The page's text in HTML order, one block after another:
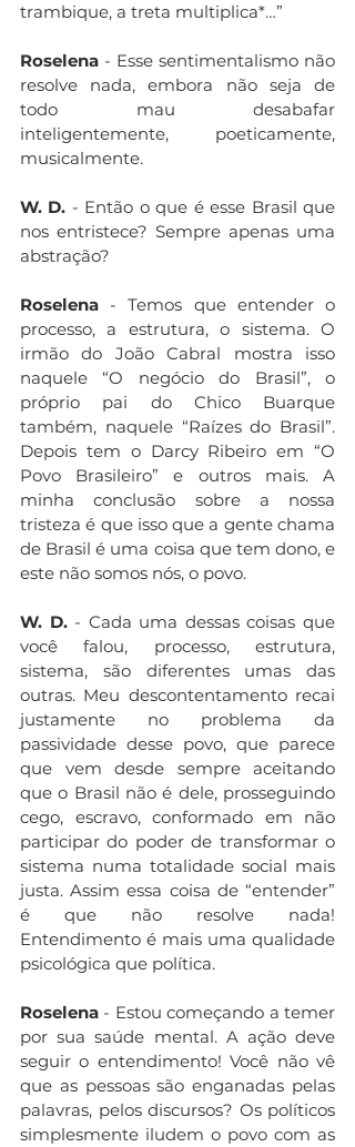
trambique, a treta multiplica*…”
Roselena - Esse sentimentalismo não
resolve nada, embora não seja de
todo mau desabafar
inteligentemente, poeticamente,
musicalmente.
W. D. - Então o que é esse Brasil que
nos entristece? Sempre apenas uma
abstração?
Roselena - Temos que entender o
processo, a estrutura, o sistema. O
irmão do João Cabral mostra isso
naquele “O negócio do Brasil”, o
próprio pai do Chico Buarque
também, naquele “Raízes do Brasil”.
Depois tem o Darcy Ribeiro em “O
Povo Brasileiro” e outros mais. A
minha conclusão sobre a nossa
tristeza é que isso que a gente chama
de Brasil é uma coisa que tem dono, e
este não somos nós, o povo.
W. D. - Cada uma dessas coisas que
você falou, processo, estrutura,
sistema, são diferentes umas das
outras. Meu descontentamento recai
justamente no problema da
passividade desse povo, que parece
que vem desde sempre aceitando
que o Brasil não é dele, prosseguindo
cego, escravo, conformado em não
participar do poder de transformar o
sistema numa totalidade social mais
justa. Assim essa coisa de “entender”
é que não resolve nada!
Entendimento é mais uma qualidade
psicológica que política.
Roselena - Estou começando a temer
por sua saúde mental. A ação deve
seguir o entendimento! Você não vê
que as pessoas são enganadas pelas
palavras, pelos discursos? Os políticos
simplesmente iludem o povo com as